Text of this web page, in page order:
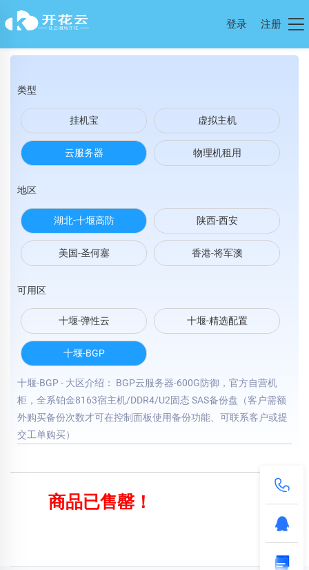
登录 注册
类型
挂机宝 虚拟主机
云服务器 物理机租用
地区
湖北-十堰高防 陕西-西安
美国-圣何塞 香港-将军澳
可用区
十堰-弹性云 十堰-精选配置
十堰-BGP
十堰-BGP - 大区介绍： BGP云服务器-600G防御，官方自营机
柜，全系铂金8163宿主机/DDR4/U2固态 SAS备份盘（客户需额
外购买备份次数才可在控制面板使用备份功能、可联系客户或提
交工单购买）
商品已售罄！